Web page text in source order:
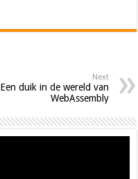
Next
Een duik in de wereld van
WebAssembly